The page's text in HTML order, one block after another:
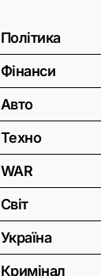
Політика
Фінанси
Авто
Техно
WAR
Світ
Україна
Кримінал